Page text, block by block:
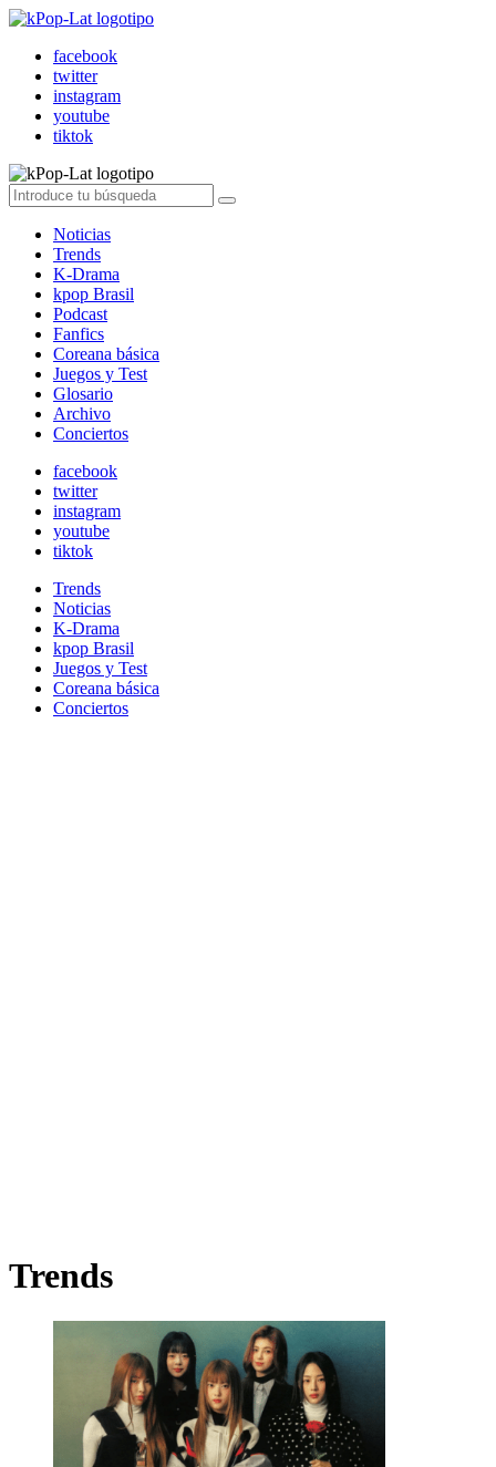
facebook
twitter
instagram
youtube
tiktok
Noticias
Trends
K-Drama
kpop Brasil
Podcast
Fanfics
Coreana básica
Juegos y Test
Glosario
Archivo
Conciertos
facebook
twitter
instagram
youtube
tiktok
Trends
Noticias
K-Drama
kpop Brasil
Juegos y Test
Coreana básica
Conciertos
Trends